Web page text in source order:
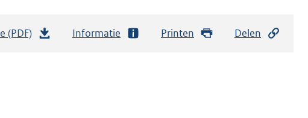
(PDF) Informatie Printen Delen